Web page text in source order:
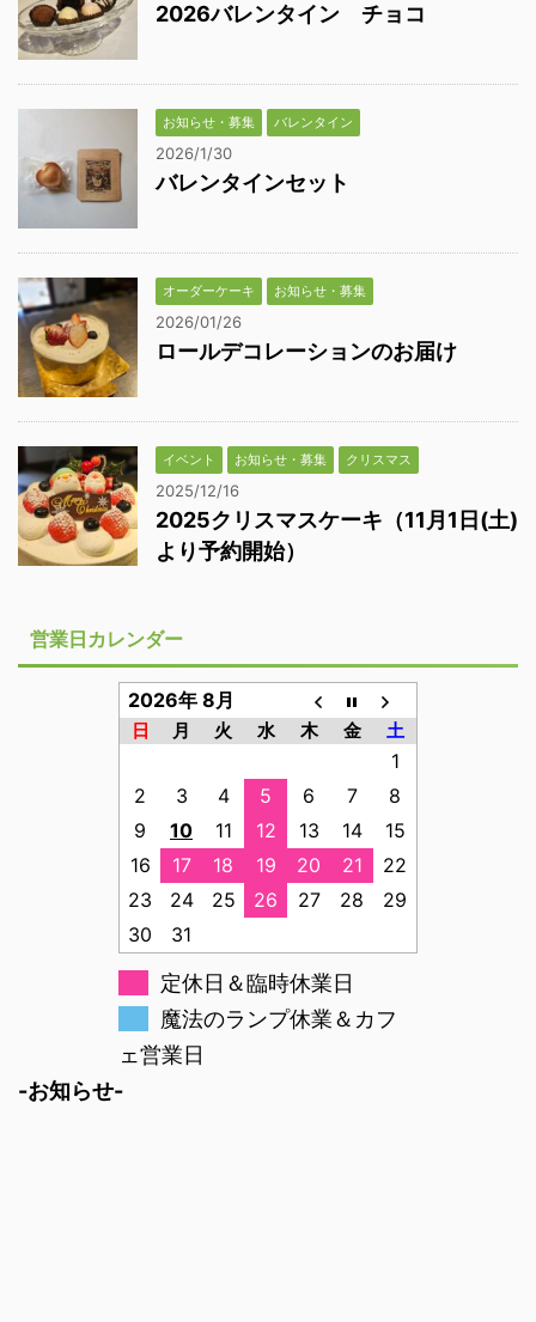
2026バレンタイン チョコ
お知らせ・募集 バレンタイン
2026/1/30
バレンタインセット
オーダーケーキ お知らせ・募集
2026/01/26
ロールデコレーションのお届け
イベント お知らせ・募集 クリスマス
2025/12/16
2025クリスマスケーキ（11月1日(土)
より予約開始）
営業日カレンダー
2026年 8月
日 月 火 水 木 金 土
1
2
3 4 5 6 7
8
9
10 11 12 13 14
15
16
17 18 19 20 21
22
23
24 25 26 27 28
29
30
31
定休日＆臨時休業日
魔法のランプ休業＆カフ
ェ営業日
-お知らせ-